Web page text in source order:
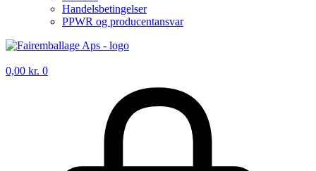
Handelsbetingelser
PPWR og producentansvar
0,00 kr. 0